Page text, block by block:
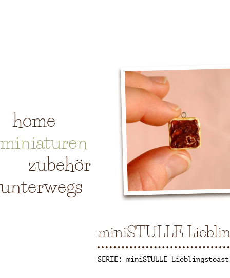
home
miniaturen
zubehör
unterwegs
miniSTULLE
SERIE: miniSTULLE Lieblingstoast